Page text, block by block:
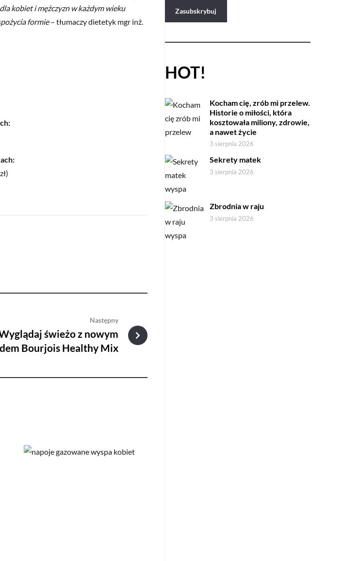
kobiet i mężczyzn w każdym wieku
formie– tłumaczy dietetyk mgr inż.
Następny
świeżo z nowym
Bourjois Healthy Mix
HOT!
Kocham cię, zrób mi przelew.
Historie o miłości, która
kosztowała miliony, zdrowie,
a nawet życie
3 sierpnia 2026
Sekrety matek
3 sierpnia 2026
Zbrodnia w raju
3 sierpnia 2026